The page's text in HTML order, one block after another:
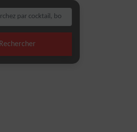
Rechercher